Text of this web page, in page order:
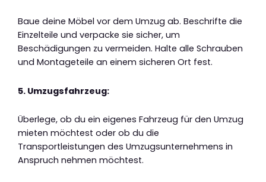
Baue deine Möbel vor dem Umzug ab. Beschrifte die
Einzelteile und verpacke sie sicher, um
Beschädigungen zu vermeiden. Halte alle Schrauben
und Montageteile an einem sicheren Ort fest.
5. Umzugsfahrzeug:
Überlege, ob du ein eigenes Fahrzeug für den Umzug
mieten möchtest oder ob du die
Transportleistungen des Umzugsunternehmens in
Anspruch nehmen möchtest.